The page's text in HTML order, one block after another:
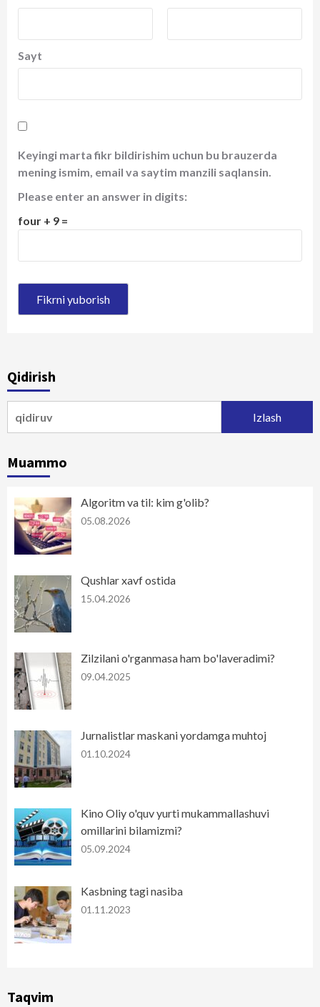
Sayt
Keyingi marta fikr bildirishim uchun bu brauzerda
mening ismim, email va saytim manzili saqlansin.
Please enter an answer in digits:
four + 9 =
Qidirish
Muammo
Algoritm va til: kim g'olib?
05.08.2026
Qushlar xavf ostida
15.04.2026
Zilzilani o'rganmasa ham bo'laveradimi?
09.04.2025
Jurnalistlar maskani yordamga muhtoj
01.10.2024
Kino Oliy o'quv yurti mukammallashuvi
omillarini bilamizmi?
05.09.2024
Kasbning tagi nasiba
01.11.2023
Taqvim